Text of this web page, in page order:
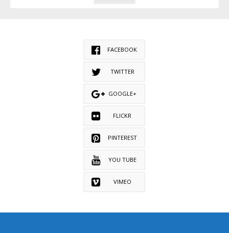
FACEBOOK
TWITTER
GOOGLE+
FLICKR
PINTEREST
YOU TUBE
VIMEO